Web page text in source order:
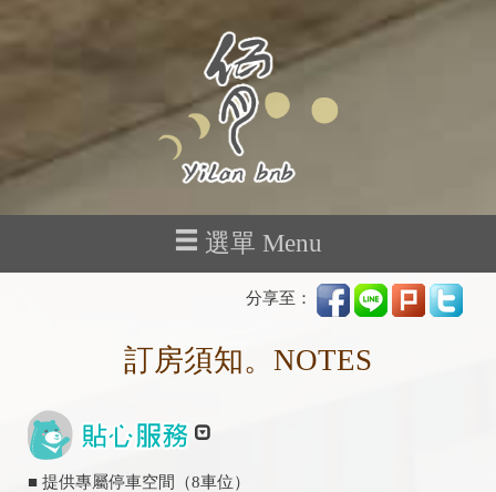
選單 Menu
分享至：
訂房須知。NOTES
■ 提供專屬停車空間（8車位）